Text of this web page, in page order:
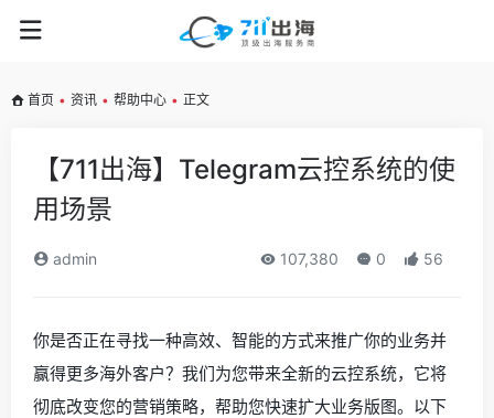
首页 • 资讯 • 帮助中心 • 正文
【711出海】Telegram云控系统的使
用场景
admin 107,380 0 56
你是否正在寻找一种高效、智能的方式来推广你的业务并
赢得更多海外客户？我们为您带来全新的云控系统，它将
彻底改变您的营销策略，帮助您快速扩大业务版图。以下